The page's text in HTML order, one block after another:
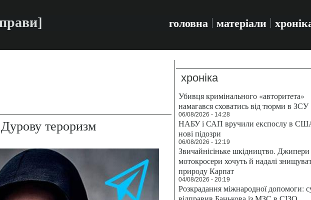
головна матеріали
тероризм
хроніка
Убивця кримінального «авторитета»
намагався сховатись від тюрми в ЗСУ
06/08/2026 - 14:28
НАБУ і САП вручили експослу в
нові підозри
06/08/2026 - 12:19
Звичайнісіньке шкідництво. Джипери
мотокросери хочуть й надалі
природу Карпат
04/08/2026 - 20:19
Розкрадання міжнародної допомоги: